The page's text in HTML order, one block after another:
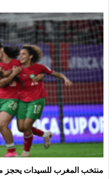
منتخب المغرب للسيدات يحجز